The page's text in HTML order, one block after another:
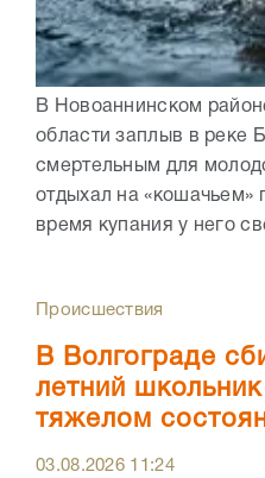
В Новоаннинском
области заплыв в реке
смертельным для
отдыхал на «кошачьем»
время купания у него
Происшествия
В Волгограде
летний
тяжелом
03.08.2026 11:24